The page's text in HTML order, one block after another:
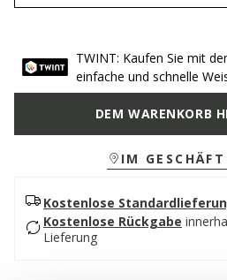
TWINT: Kaufen Sie mit
einfache und schnelle
DEM WARENKORB
IM
Kostenlose
Kostenlose Rückgabe
Lieferung